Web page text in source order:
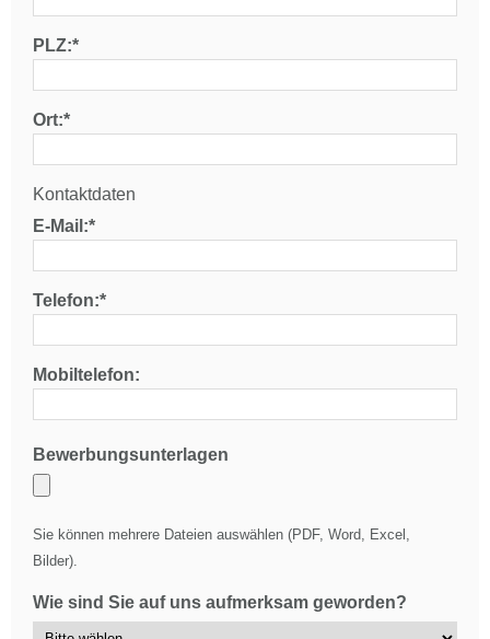
PLZ:*
Ort:*
Kontaktdaten
E-Mail:*
Telefon:*
Mobiltelefon:
Bewerbungsunterlagen
Sie können mehrere Dateien auswählen (PDF, Word, Excel,
Bilder).
Wie sind Sie auf uns aufmerksam geworden?